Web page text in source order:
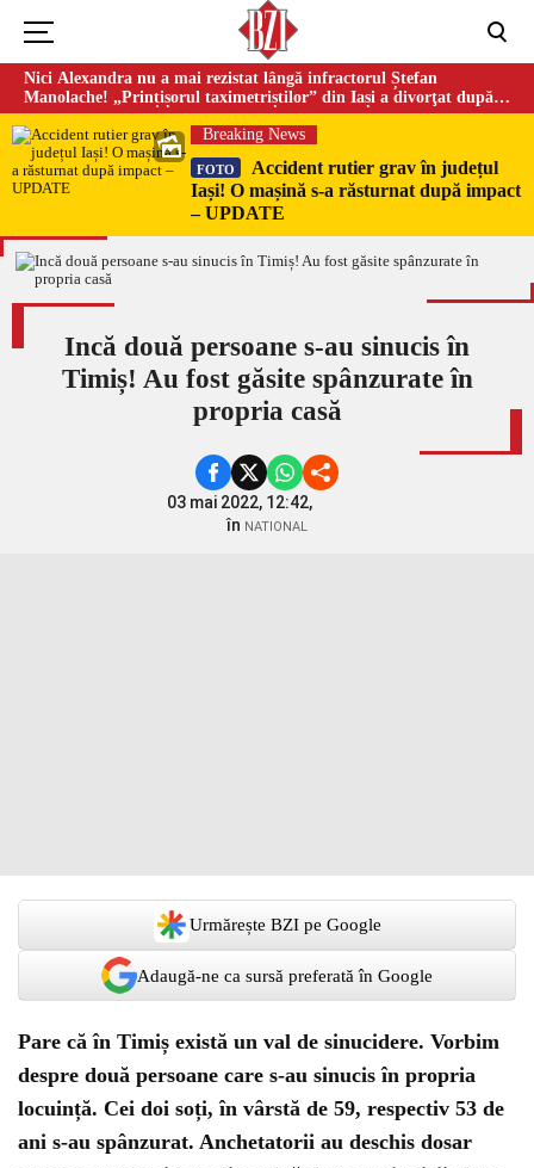
Nici Alexandra nu a mai rezistat lângă infractorul Ștefan
Manolache! „Prințișorul taximetriștilor” din Iași a divorţat după
doi ani de căsnicie
Breaking News
FOTO
Accident rutier grav în județul
Iași! O mașină s-a răsturnat după impact
– UPDATE
Incă două persoane s-au sinucis în
Timiș! Au fost găsite spânzurate în
propria casă
03 mai 2022, 12:42,
în NATIONAL
Urmărește BZI pe Google
Adaugă-ne ca sursă preferată în Google
Pare că în Timiș există un val de sinucidere. Vorbim
despre două persoane care s-au sinucis în propria
locuință. Cei doi soți, în vârstă de 59, respectiv 53 de
ani s-au spânzurat. Anchetatorii au deschis dosar